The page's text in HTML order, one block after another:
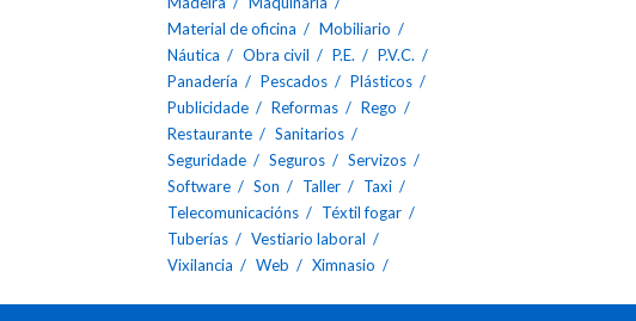
Material de oficina
Mobiliario
Náutica
Obra civil P.E.
P.V.C.
Panadería
Pescados
Plásticos
Publicidade
Reformas
Rego
Restaurante
Sanitarios
Seguridade
Seguros
Servizos
Software
Son Taller
Taxi
Telecomunicacións
Téxtil fogar
Tuberías
Vestiario laboral
Vixilancia
Web Ximnasio